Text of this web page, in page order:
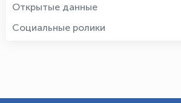
Открытые данные
Социальные ролики